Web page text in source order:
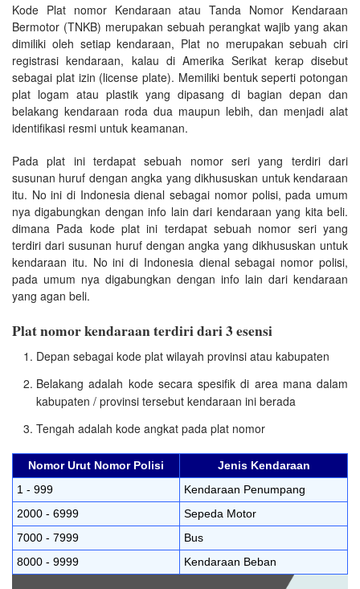
Kode Plat nomor Kendaraan atau Tanda Nomor Kendaraan
Bermotor (TNKB) merupakan sebuah perangkat wajib yang akan
dimiliki oleh setiap kendaraan, Plat no merupakan sebuah ciri
registrasi kendaraan, kalau di Amerika Serikat kerap disebut
sebagai plat izin (license plate). Memiliki bentuk seperti potongan
plat logam atau plastik yang dipasang di bagian depan dan
belakang kendaraan roda dua maupun lebih, dan menjadi alat
identifikasi resmi untuk keamanan.
Pada plat ini terdapat sebuah nomor seri yang terdiri dari
susunan huruf dengan angka yang dikhususkan untuk kendaraan
itu. No ini di Indonesia dienal sebagai nomor polisi, pada umum
nya digabungkan dengan info lain dari kendaraan yang kita beli.
dimana Pada kode plat ini terdapat sebuah nomor seri yang
terdiri dari susunan huruf dengan angka yang dikhususkan untuk
kendaraan itu. No ini di Indonesia dienal sebagai nomor polisi,
pada umum nya digabungkan dengan info lain dari kendaraan
yang agan beli.
Plat nomor kendaraan terdiri dari 3 esensi
Depan sebagai kode plat wilayah provinsi atau kabupaten
Belakang adalah kode secara spesifik di area mana dalam
kabupaten / provinsi tersebut kendaraan ini berada
Tengah adalah kode angkat pada plat nomor
Nomor Urut Nomor Polisi
Jenis Kendaraan
1 - 999
Kendaraan Penumpang
2000 - 6999
Sepeda Motor
7000 - 7999
Bus
8000 - 9999
Kendaraan Beban